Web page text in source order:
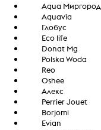
Aqua Миргород
Aquavia
Глобус
Eco life
Donat Mg
Polska Woda
Reo
Oshee
Алекс
Perrier Jouet
Borjomi
Evian